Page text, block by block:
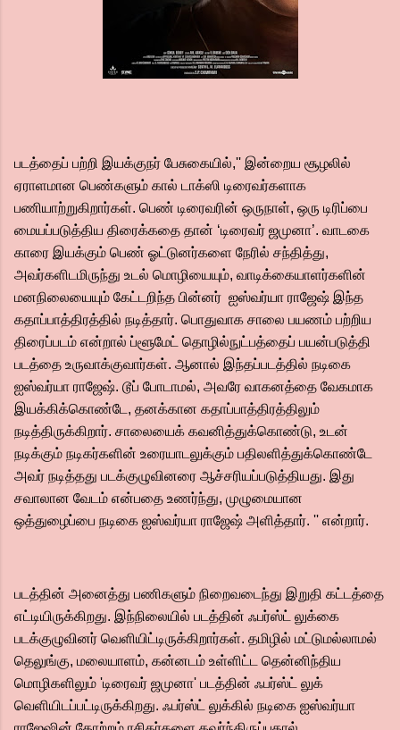
படத்தைப் பற்றி இயக்குநர் பேசுகையில்,'' இன்றைய சூழலில்
ஏராளமான பெண்களும் கால் டாக்ஸி டிரைவர்களாக
பணியாற்றுகிறார்கள். பெண் டிரைவரின் ஒருநாள், ஒரு டிரிப்பை
மையப்படுத்திய திரைக்கதை தான் ‘டிரைவர் ஜமுனா’. வாடகை
காரை இயக்கும் பெண் ஓட்டுனர்களை நேரில் சந்தித்து,
அவர்களிடமிருந்து உடல் மொழியையும், வாடிக்கையாளர்களின்
மனநிலையையும் கேட்டறிந்த பின்னர் ஐஸ்வர்யா ராஜேஷ் இந்த
கதாப்பாத்திரத்தில் நடித்தார். பொதுவாக சாலை பயணம் பற்றிய
திரைப்படம் என்றால் ப்ளூமேட் தொழில்நுட்பத்தைப் பயன்படுத்தி
படத்தை உருவாக்குவார்கள். ஆனால் இந்தப்படத்தில் நடிகை
ஐஸ்வர்யா ராஜேஷ். டூப் போடாமல், அவரே வாகனத்தை வேகமாக
இயக்கிக்கொண்டே, தனக்கான கதாப்பாத்திரத்திலும்
நடித்திருக்கிறார். சாலையைக் கவனித்துக்கொண்டு, உடன்
நடிக்கும் நடிகர்களின் உரையாடலுக்கும் பதிலளித்துக்கொண்டே
அவர் நடித்தது படக்குழுவினரை ஆச்சரியப்படுத்தியது. இது
சவாலான வேடம் என்பதை உணர்ந்து, முழுமையான
ஒத்துழைப்பை நடிகை ஐஸ்வர்யா ராஜேஷ் அளித்தார். '' என்றார்.
படத்தின் அனைத்து பணிகளும் நிறைவடைந்து இறுதி கட்டத்தை
எட்டியிருக்கிறது. இந்நிலையில் படத்தின் ஃபர்ஸ்ட் லுக்கை
படக்குழுவினர் வெளியிட்டிருக்கிறார்கள். தமிழில் மட்டுமல்லாமல்
தெலுங்கு, மலையாளம், கன்னடம் உள்ளிட்ட தென்னிந்திய
மொழிகளிலும் 'டிரைவர் ஜமுனா' படத்தின் ஃபர்ஸ்ட் லுக்
வெளியிடப்பட்டிருக்கிறது. ஃபர்ஸ்ட் லுக்கில் நடிகை ஐஸ்வர்யா